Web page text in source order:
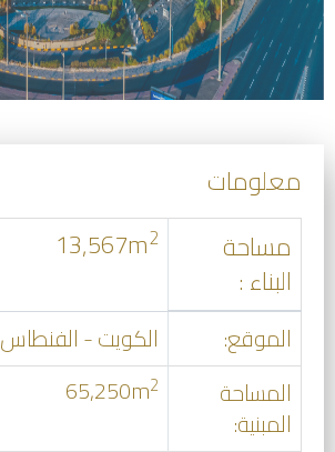
معلومات
مساحة
البناء :
13,567m2
الموقع:
الكويت - الفنطاس
المساحة
المبنية:
65,250m2